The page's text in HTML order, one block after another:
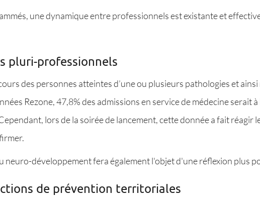
une dynamique entre professionnels est existante et
pluri-professionnels
des personnes atteintes d’une ou plusieurs pathologies et
Rezone, 47,8% des admissions en service de médecine serait
lors de la soirée de lancement, cette donnée a fait réagir
développement fera également l'objet d'une réflexion plus
de prévention territoriales